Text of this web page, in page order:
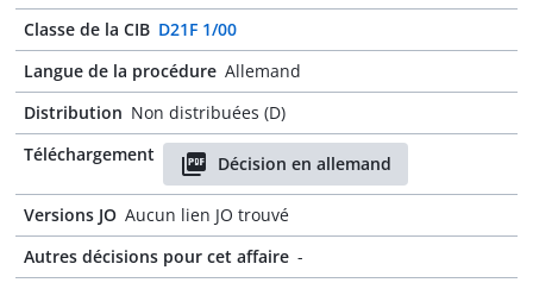
Classe de la CIB D21F 1/00
Langue de la procédure Allemand
Distribution Non distribuées (D)
Téléchargement
Décision en allemand
Versions JO Aucun lien JO trouvé
Autres décisions pour cet affaire -